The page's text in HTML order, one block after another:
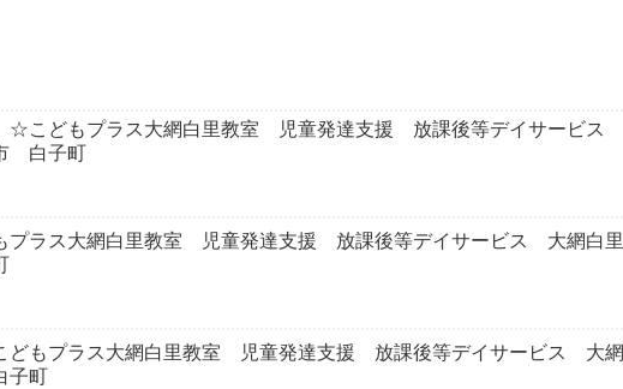
☆こどもプラス大網白里教室 児童発達支援 放課後等デイサービス
白子町
ラス大網白里教室 児童発達支援 放課後等デイサービス 大網白里
もプラス大網白里教室 児童発達支援 放課後等デイサービス 大網
町